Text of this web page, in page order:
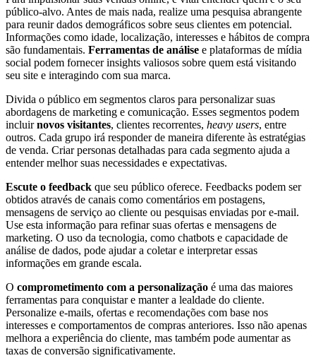
público-alvo. Antes de mais nada, realize uma pesquisa abrangente
para reunir dados demográficos sobre seus clientes em potencial.
Informações como idade, localização, interesses e hábitos de compra
são fundamentais. Ferramentas de análise e plataformas de mídia
social podem fornecer insights valiosos sobre quem está visitando
seu site e interagindo com sua marca.
Divida o público em segmentos claros para personalizar suas
abordagens de marketing e comunicação. Esses segmentos podem
incluirnovos visitantes, clientes recorrentes, heavy users, entre
outros. Cada grupo irá responder de maneira diferente às estratégias
de venda. Criar personas detalhadas para cada segmento ajuda a
entender melhor suas necessidades e expectativas.
Escute o feedback que seu público oferece. Feedbacks podem ser
obtidos através de canais como comentários em postagens,
mensagens de serviço ao cliente ou pesquisas enviadas por e-mail.
Use esta informação para refinar suas ofertas e mensagens de
marketing. O uso da tecnologia, como chatbots e capacidade de
análise de dados, pode ajudar a coletar e interpretar essas
informações em grande escala.
O comprometimento com a personalização é uma das maiores
ferramentas para conquistar e manter a lealdade do cliente.
Personalize e-mails, ofertas e recomendações com base nos
interesses e comportamentos de compras anteriores. Isso não apenas
melhora a experiência do cliente, mas também pode aumentar as
taxas de conversão significativamente.